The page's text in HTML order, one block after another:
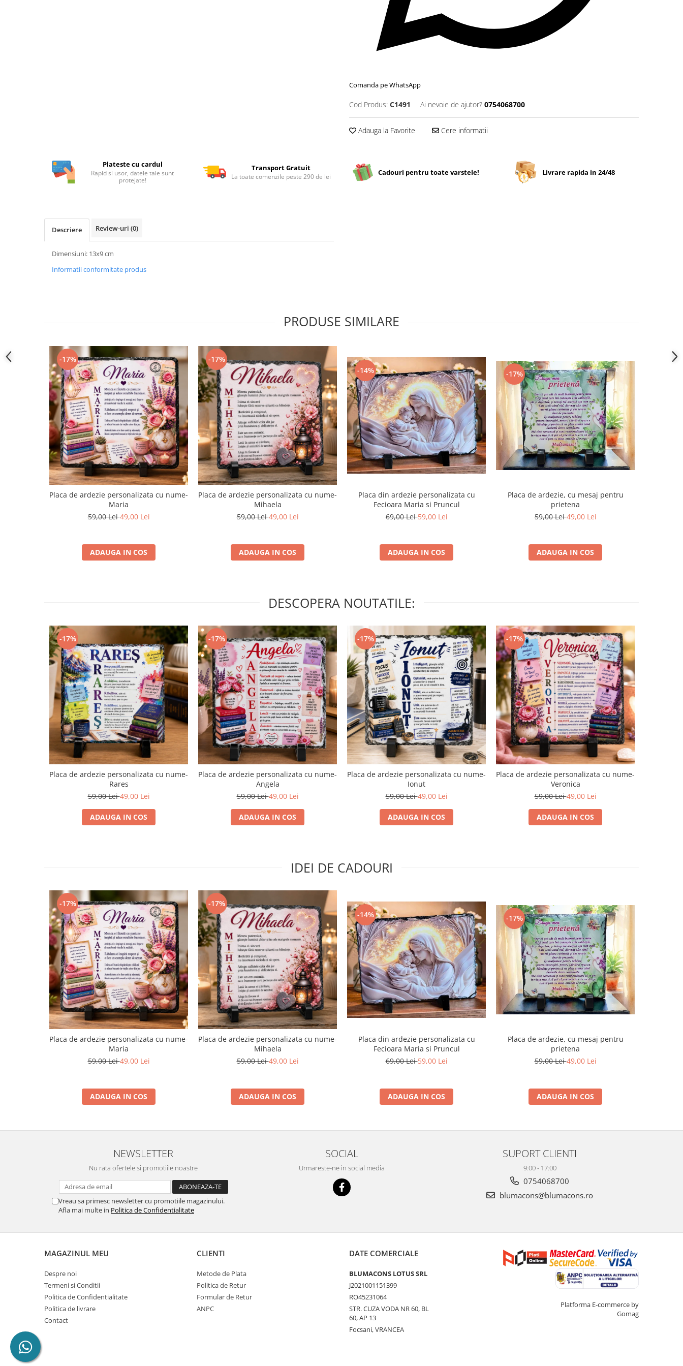
Comanda pe WhatsApp
Cod Produs: C1491 Ai nevoie de ajutor? 0754068700
Adauga la Favorite Cere informatii
Plateste cu cardul
Rapid si usor, datele tale sunt
protejate!
Transport Gratuit
La toate comenzile peste 290 de lei Cadouri pentru toate varstele! Livrare rapida in 24/48
Descriere Review-uri (0)
Dimensiuni: 13x9 cm
Informatii conformitate produs
PRODUSE SIMILARE
-17%
Placa de ardezie personalizata cu nume-
Maria
59,00 Lei49,00 Lei
ADAUGA IN COS
-17%
Placa de ardezie personalizata cu nume-
Mihaela
59,00 Lei49,00 Lei
ADAUGA IN COS
-14%
Placa din ardezie personalizata cu
Fecioara Maria si Pruncul
69,00 Lei59,00 Lei
ADAUGA IN COS
-17%
Placa de ardezie, cu mesaj pentru
prietena
59,00 Lei49,00 Lei
ADAUGA IN COS
DESCOPERA NOUTATILE:
-17%
Placa de ardezie personalizata cu nume-
Rares
59,00 Lei49,00 Lei
ADAUGA IN COS
-17%
Placa de ardezie personalizata cu nume-
Angela
59,00 Lei49,00 Lei
ADAUGA IN COS
-17%
Placa de ardezie personalizata cu nume-
Ionut
59,00 Lei49,00 Lei
ADAUGA IN COS
-17%
Placa de ardezie personalizata cu nume-
Veronica
59,00 Lei49,00 Lei
ADAUGA IN COS
IDEI DE CADOURI
-17%
Placa de ardezie personalizata cu nume-
Maria
59,00 Lei49,00 Lei
ADAUGA IN COS
-17%
Placa de ardezie personalizata cu nume-
Mihaela
59,00 Lei49,00 Lei
ADAUGA IN COS
-14%
Placa din ardezie personalizata cu
Fecioara Maria si Pruncul
69,00 Lei59,00 Lei
ADAUGA IN COS
-17%
Placa de ardezie, cu mesaj pentru
prietena
59,00 Lei49,00 Lei
ADAUGA IN COS
NEWSLETTER
Nu rata ofertele si promotiile noastre
Vreau sa primesc newsletter cu promotiile magazinului.
Afla mai multe in Politica de Confidentialitate
SOCIAL
Urmareste-ne in social media
SUPORT CLIENTI
9:00 - 17:00
0754068700
blumacons@blumacons.ro
MAGAZINUL MEU
Despre noi
Termeni si Conditii
Politica de Confidentialitate
Politica de livrare
Contact
CLIENTI
Metode de Plata
Politica de Retur
Formular de Retur
ANPC
DATE COMERCIALE
BLUMACONS LOTUS SRL
J2021001151399
RO45231064
STR. CUZA VODA NR 60, BL
60, AP 13
Focsani, VRANCEA
Platforma E-commerce by
Gomag